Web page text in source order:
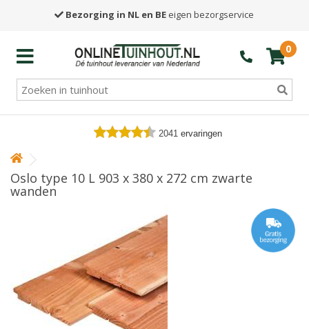
Bezorging in NL en BE eigen bezorgservice
0
2041 ervaringen
Oslo type 10 L 903 x 380 x 272 cm zwarte
wanden